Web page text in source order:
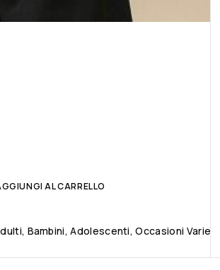
AL CARRELLO
Bambini, Adolescenti, Occasioni Varie